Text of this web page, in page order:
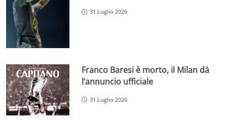
31 Luglio 2026
Franco Baresi è morto, il Milan dà
l’annuncio ufficiale
31 Luglio 2026